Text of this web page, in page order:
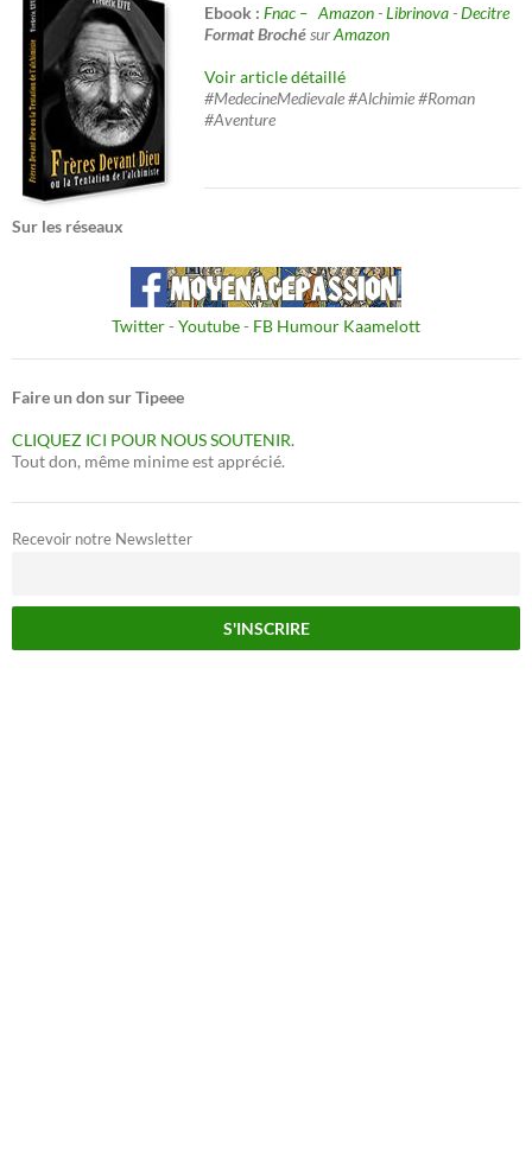
Ebook : Fnac – Amazon-Librinova-Decitre
Format BrochésurAmazon
Voir article détaillé
#MedecineMedievale #Alchimie #Roman
#Aventure
Sur les réseaux
Twitter- Youtube- FB Humour Kaamelott
Faire un don sur Tipeee
CLIQUEZ ICI POUR NOUS SOUTENIR.
Tout don, même minime est apprécié.
Recevoir notre Newsletter